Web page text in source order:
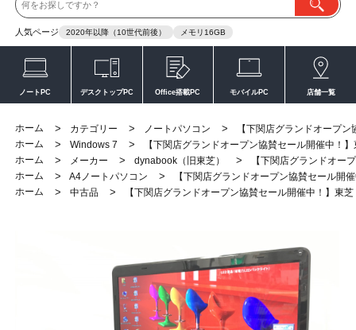
人気ページ 2020年以降（10世代前後） メモリ16GB
ノートPC デスクトップPC Office搭載PC モバイルPC 店舗一覧
ホーム > カテゴリー > ノートパソコン >
【下関店グランドオープ
ホーム
> Windows 7 >
【下関店グランドオープン協賛セール開催中！
ホーム
> メーカー > dynabook（旧東芝） >
【下関店グランドオー
ホーム
> A4ノートパソコン >
【下関店グランドオープン協賛セール開
ホーム
> 中古品 > 【下関店グランドオープン協賛セール開催中！】東